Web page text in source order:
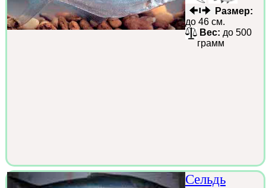
Размер:
до 46 см.
Вес: до 500
грамм
Сельдь